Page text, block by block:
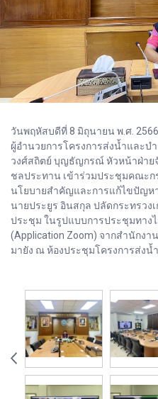
วันพฤหัสบดีที่ 8 มิถุนายน พ.ศ.
ผู้อำนวยการโครงการส่งน้ำและบ
วงศ์สถิตย์ บุญธัญกรณ์ หัวหน้าฝ่าย
ชลประทาน เข้าร่วมประชุมคณะก
นโยบายสำคัญและการแก้ไขปัญห
นายประยูร อินสกุล ปลัดกระทรว
ประชุม ในรูปแบบการประชุมทาง
(Application Zoom) จากสำนักง
มายัง ณ ห้องประชุมโครงการส่งน้